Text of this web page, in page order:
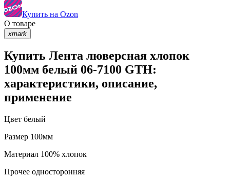
Купить на Ozon
О товаре
xmark
Купить Лента люверсная хлопок
100мм белый 06-7100 GTH:
характеристики, описание,
применение
Цвет белый
Размер 100мм
Материал 100% хлопок
Прочее односторонняя